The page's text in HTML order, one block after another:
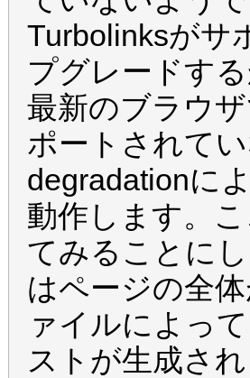
Turbolinksがサ
プグレードす
最新のブラウ
ポートされて
degradationに
動作します。
てみることに
はページの全
ァイルによっ
ストが生成され